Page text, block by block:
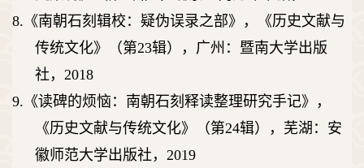
8. 《南朝石刻辑校：疑伪误录之部》，《历史文献与
传统文化》（第23辑），广州：暨南大学出版
社， 2018
9. 《读碑的烦恼：南朝石刻释读整理研究手记》，
《历史文献与传统文化》（第24辑），芜湖：安
徽师范大学出版社， 2019